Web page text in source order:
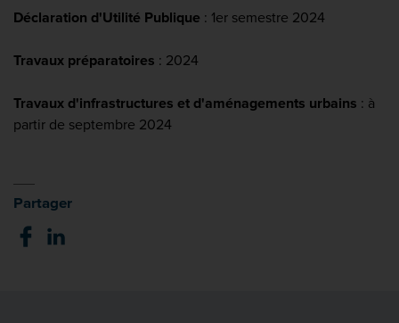
Déclaration d'Utilité Publique : 1er semestre 2024
Travaux préparatoires : 2024
Travaux d'infrastructures et d'aménagements urbains : à
partir de septembre 2024
Partager